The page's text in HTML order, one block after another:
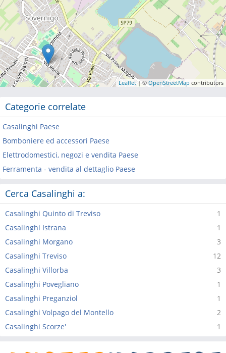
Leaflet| © OpenStreetMap contributors
Categorie correlate
Casalinghi Paese
Bomboniere ed accessori Paese
Elettrodomestici, negozi e vendita Paese
Ferramenta - vendita al dettaglio Paese
Cerca Casalinghi a:
1
Casalinghi Quinto di Treviso
1
Casalinghi Istrana
3
Casalinghi Morgano
12
Casalinghi Treviso
3
Casalinghi Villorba
1
Casalinghi Povegliano
1
Casalinghi Preganziol
2
Casalinghi Volpago del Montello
1
Casalinghi Scorze'